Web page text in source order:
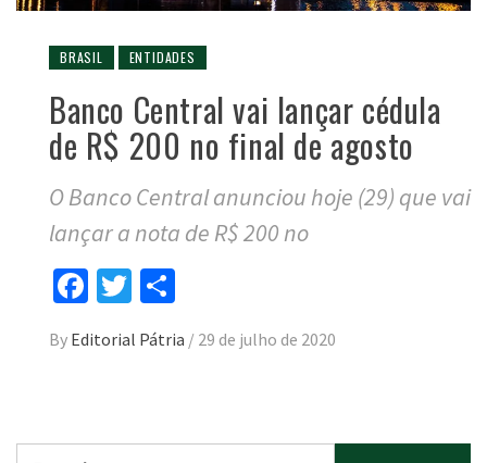
BRASIL ENTIDADES
Banco Central vai lançar cédula
de R$ 200 no final de agosto
O Banco Central anunciou hoje (29) que vai
lançar a nota de R$ 200 no
Facebook
Twitter
By Editorial Pátria / 29 de julho de 2020